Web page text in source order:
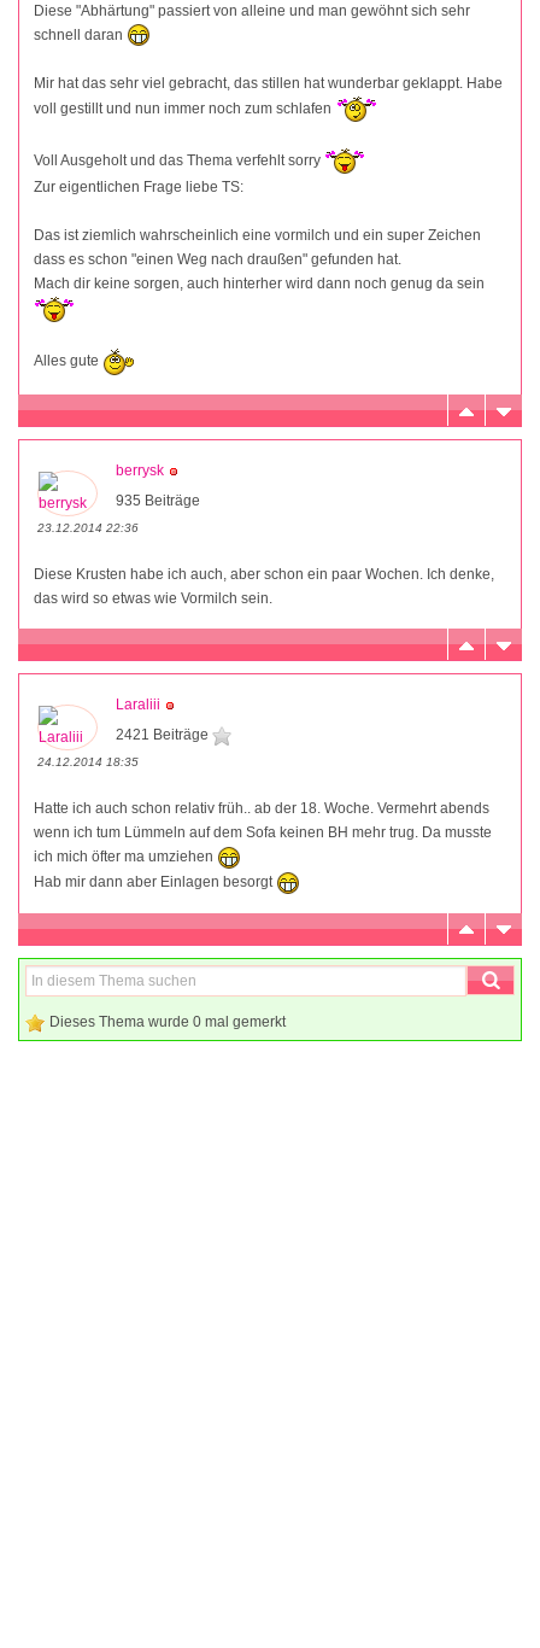
Diese "Abhärtung" passiert von alleine und man gewöhnt sich sehr
schnell daran
Mir hat das sehr viel gebracht, das stillen hat wunderbar geklappt. Habe
voll gestillt und nun immer noch zum schlafen
Voll Ausgeholt und das Thema verfehlt sorry
Zur eigentlichen Frage liebe TS:
Das ist ziemlich wahrscheinlich eine vormilch und ein super Zeichen
dass es schon "einen Weg nach draußen" gefunden hat.
Mach dir keine sorgen, auch hinterher wird dann noch genug da sein
Alles gute
berrysk
935 Beiträge
23.12.2014 22:36
Diese Krusten habe ich auch, aber schon ein paar Wochen. Ich denke,
das wird so etwas wie Vormilch sein.
Laraliii
2421 Beiträge
24.12.2014 18:35
Hatte ich auch schon relativ früh.. ab der 18. Woche. Vermehrt abends
wenn ich tum Lümmeln auf dem Sofa keinen BH mehr trug. Da musste
ich mich öfter ma umziehen
Hab mir dann aber Einlagen besorgt
Dieses Thema wurde 0 mal gemerkt